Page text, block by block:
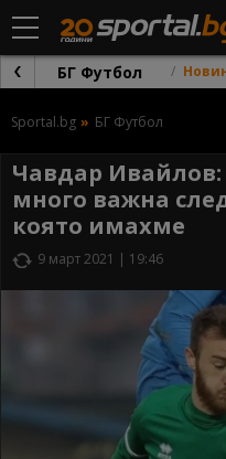
БГ Футбол
Sportal.bg БГ Футбол
Чавдар Ивайлов:
много важна
която имахме
9 март 2021 | 19:46